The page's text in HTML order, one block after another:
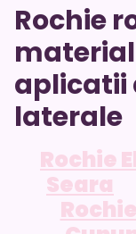
Rochie
aplicatii
laterale
Rochie
Seara